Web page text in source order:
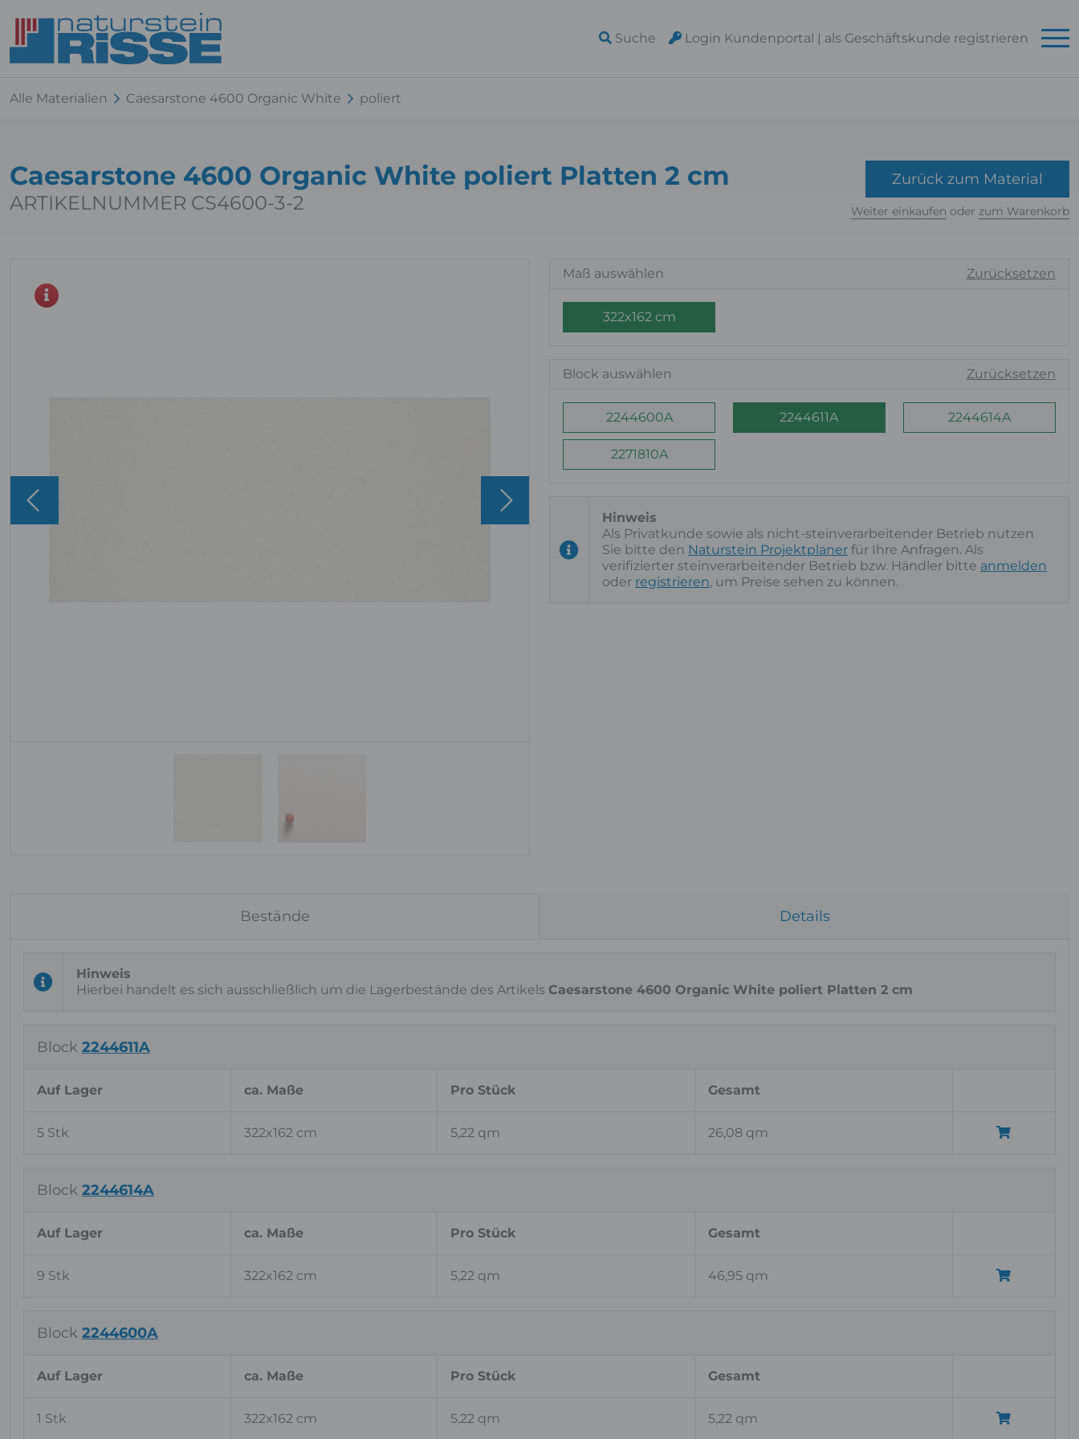
Suche Login Kundenportal | als Geschäftskunde registrieren
Alle Materialien Caesarstone 4600 Organic White poliert
Caesarstone 4600 Organic White poliert Platten 2 cm
ARTIKELNUMMER CS4600-3-2
Zurück zum Material
Weiter einkaufen oder zum Warenkorb
Maß auswählen Zurücksetzen
322x162 cm
Block auswählen Zurücksetzen
2244600A 2244611A 2244614A
2271810A
Als Privatkunde sowie als nicht-steinverarbeitender Betrieb nutzen
Sie bitte den Naturstein Projektplaner für Ihre Anfragen. Als
verifizierter steinverarbeitender Betrieb bzw. Händler bitte anmelden
oder registrieren, um Preise sehen zu können.
Bestände Details
Hierbei handelt es sich ausschließlich um die Lagerbestände des Artikels Caesarstone 4600 Organic White poliert Platten 2 cm
Block 2244611A
Auf Lager ca. Maße Pro Stück Gesamt
5 Stk 322x162 cm 5,22 qm 26,08 qm
Block 2244614A
Auf Lager ca. Maße Pro Stück Gesamt
9 Stk 322x162 cm 5,22 qm 46,95 qm
Block 2244600A
Auf Lager ca. Maße Pro Stück Gesamt
1 Stk 322x162 cm 5,22 qm 5,22 qm